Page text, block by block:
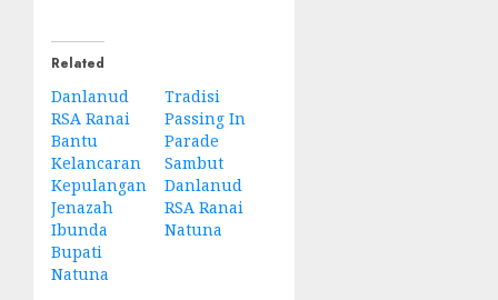
Related
Danlanud
RSA Ranai
Bantu
Kelancaran
Kepulangan
Jenazah
Ibunda
Bupati
Natuna
Tradisi
Passing In
Parade
Sambut
Danlanud
RSA Ranai
Natuna